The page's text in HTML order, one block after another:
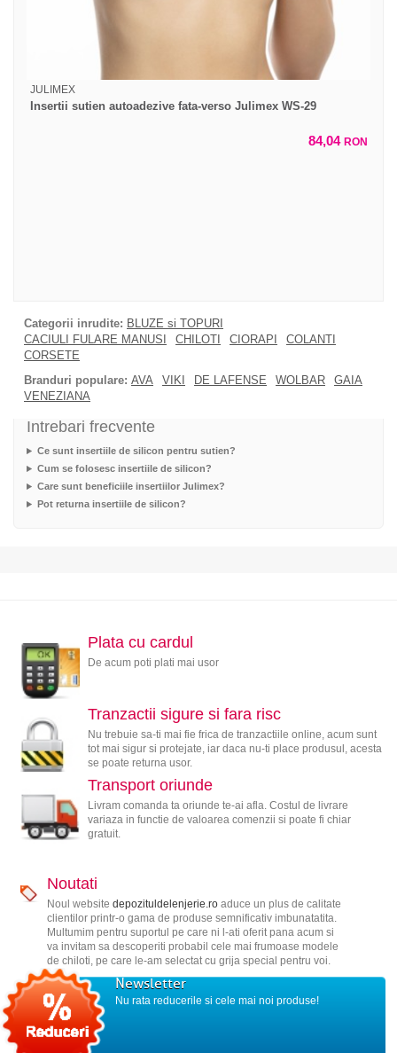
JULIMEX
Insertii sutien autoadezive fata-verso Julimex WS-29
84,04 RON
Categorii inrudite: BLUZE si TOPURI
CACIULI FULARE MANUSI
CHILOTI CIORAPI
COLANTI
CORSETE
Branduri populare: AVA VIKI DE LAFENSE WOLBAR
GAIA
VENEZIANA
Intrebari frecvente
Ce sunt insertiile de silicon pentru sutien?
Cum se folosesc insertiile de silicon?
Care sunt beneficiile insertiilor Julimex?
Pot returna insertiile de silicon?
Plata cu cardul
De acum poti plati mai usor
Tranzactii sigure si fara risc
Nu trebuie sa-ti mai fie frica de tranzactiile online, acum sunt
tot mai sigur si protejate, iar daca nu-ti place produsul, acesta
se poate returna usor.
Transport oriunde
Livram comanda ta oriunde te-ai afla. Costul de livrare
variaza in functie de valoarea comenzii si poate fi chiar
gratuit.
Noutati
Noul website depozituldelenjerie.roaduce un plus de calitate
clientilor printr-o gama de produse semnificativ imbunatatita.
Multumim pentru suportul pe care ni l-ati oferit pana acum si
va invitam sa descoperiti probabil cele mai frumoase modele
de chiloti, pe care le-am selectat cu grija special pentru voi.
Newsletter
Nu rata reducerile si cele mai noi produse!